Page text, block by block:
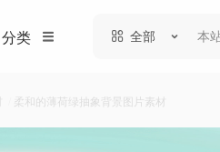
分类 全部
柔和的薄荷绿抽象背景图片素材